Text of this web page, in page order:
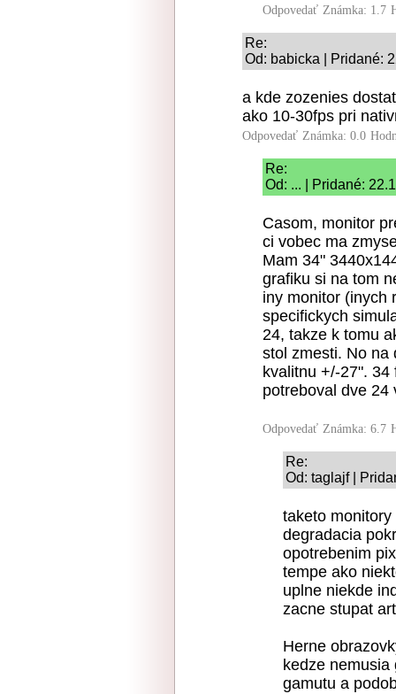
Odpovedať Známka: 1.7
Re:
Od: babicka | Pridané:
a kde zozenies
ako 10-30fps pri
Odpovedať Známka: 0.0
Re:
Od: ... | Pridané:
Casom, monitor
ci vobec ma
Mam 34"
grafiku si na tom
iny monitor (inych
specifickych
24, takze k tomu
stol zmesti. No na
kvalitnu +/-27".
potreboval dve 24
Odpovedať Známka: 6.7
Re:
Od: taglajf |
taketo
degradacia
opotrebenim
tempe ako
uplne niekde
zacne stupat
Herne
kedze nemusia
gamutu a